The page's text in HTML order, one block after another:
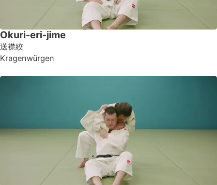
Okuri-eri-jime
送襟絞
Kragenwürgen